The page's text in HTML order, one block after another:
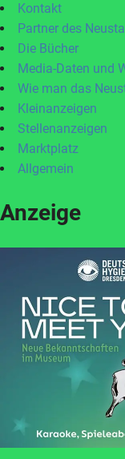
Kontakt
Partner des
Die Bücher
Media-Daten und
Wie man das
Kleinanzeigen
Stellenanzeigen
Marktplatz
Allgemein
Anzeige